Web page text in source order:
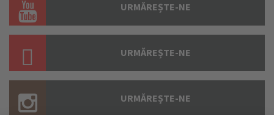
URMĂREȘTE-NE
URMĂREȘTE-NE
URMĂREȘTE-NE